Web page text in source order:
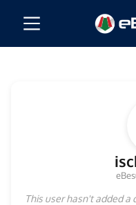
This user hasn't added a